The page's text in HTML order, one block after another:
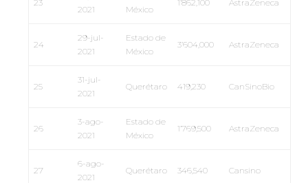
23
2021
México
1’862,100 AstraZeneca
24
29-jul-
2021
Estado de
México
3’604,000 AstraZeneca
25
31-jul-
2021
Querétaro 419,230 CanSinoBio
26
3-ago-
2021
Estado de
México
1’769,500 AstraZeneca
27
6-ago-
2021
Querétaro 346,540 Cansino